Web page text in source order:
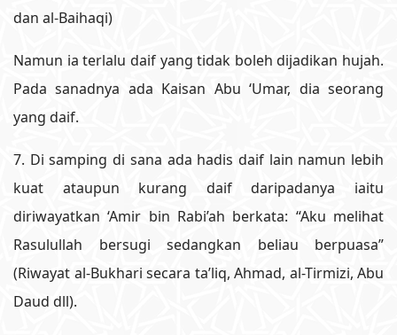
dan al-Baihaqi)
Namun ia terlalu daif yang tidak boleh dijadikan hujah.
Pada sanadnya ada Kaisan Abu ‘Umar, dia seorang
yang daif.
7. Di samping di sana ada hadis daif lain namun lebih
kuat ataupun kurang daif daripadanya iaitu
diriwayatkan ‘Amir bin Rabi’ah berkata: “Aku melihat
Rasulullah bersugi sedangkan beliau berpuasa”
(Riwayat al-Bukhari secara ta’liq, Ahmad, al-Tirmizi, Abu
Daud dll).